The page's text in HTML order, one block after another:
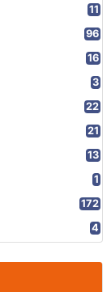
11
96
16
3
22
21
13
1
172
4